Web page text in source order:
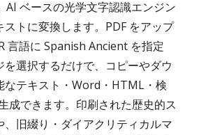
AI ベースの光学文字認識エンジン
ストに変換します。PDF をアップ
言語に Spanish Ancient を指定
を選択するだけで、コピーやダウ
なテキスト・Word・HTML・検
成できます。印刷された歴史的ス
、旧綴り・ダイアクリティカルマ